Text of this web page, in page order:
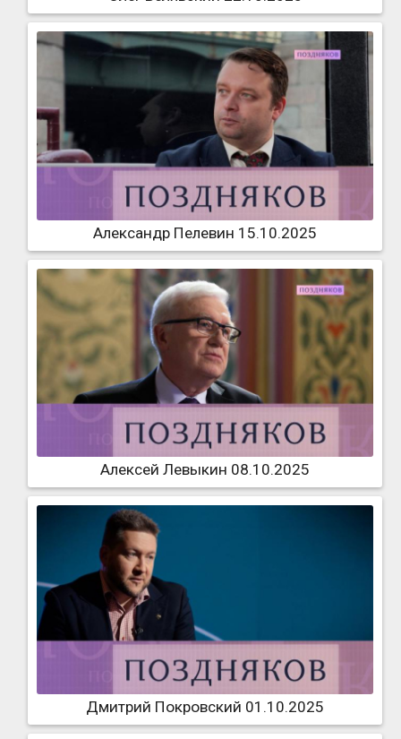
Александр Пелевин 15.10.2025
Алексей Левыкин 08.10.2025
Дмитрий Покровский 01.10.2025